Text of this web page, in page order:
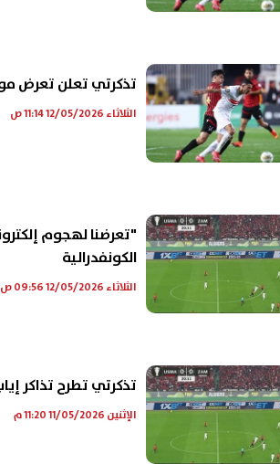
تذكرتي تعلن تعرض
الثلاثاء 12/05/2026 11:14 ص
"تعرضنا لهجوم
الكونفدرالية
الثلاثاء 12/05/2026 09:56 ص
تذكرتي تطرح تذاكر
الإثنين 11/05/2026 11:20 م